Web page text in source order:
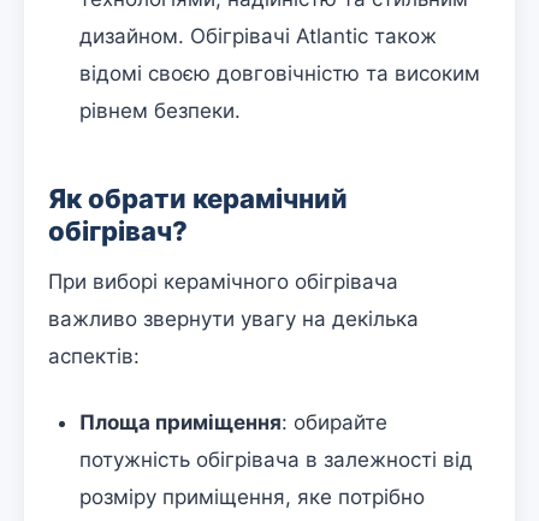
дизайном. Обігрівачі Atlantic також
відомі своєю довговічністю та високим
рівнем безпеки.
Як обрати керамічний
обігрівач?
При виборі керамічного обігрівача
важливо звернути увагу на декілька
аспектів:
Площа приміщення: обирайте
потужність обігрівача в залежності від
розміру приміщення, яке потрібно